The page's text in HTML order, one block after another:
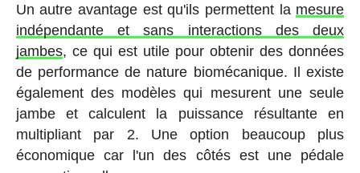
Un autre avantage est qu'ils permettent la mesure
indépendante et sans interactions des deux
jambes, ce qui est utile pour obtenir des données
de performance de nature biomécanique. Il existe
également des modèles qui mesurent une seule
jambe et calculent la puissance résultante en
multipliant par 2. Une option beaucoup plus
économique car l'un des côtés est une pédale